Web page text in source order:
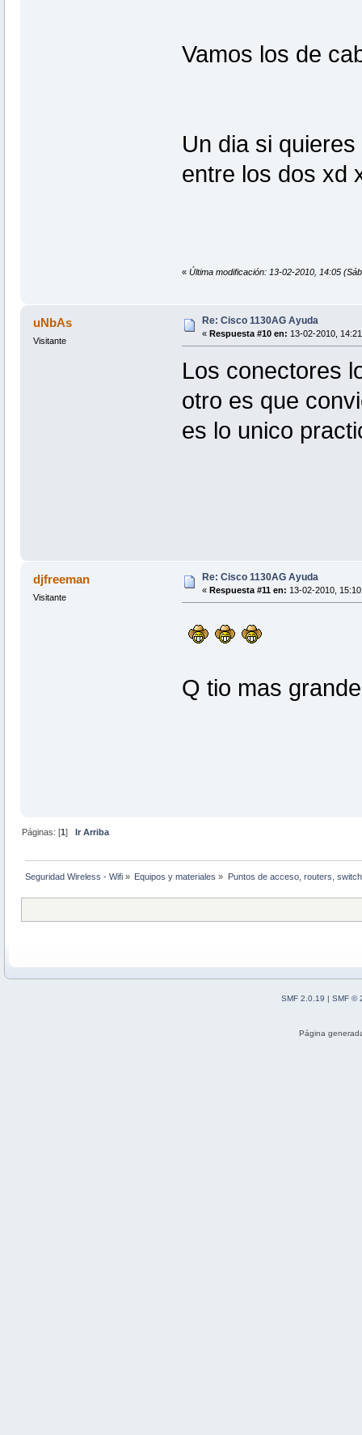
Vamos los de
Un dia si
entre los dos xd
« Última modificación: 13-02-2010, 14:05
uNbAs
Visitante
Re: Cisco 1130AG Ayuda
« Respuesta #10 en: 13-02-2010,
Los conectores
otro es que
es lo unico
djfreeman
Visitante
Re: Cisco 1130AG Ayuda
« Respuesta #11 en: 13-02-2010,
Q tio mas
Páginas: [1]Ir Arriba
Seguridad Wireless - Wifi » Equipos y materiales » Puntos de acceso, routers,
SMF 2.0.19 | SMF ©
Página